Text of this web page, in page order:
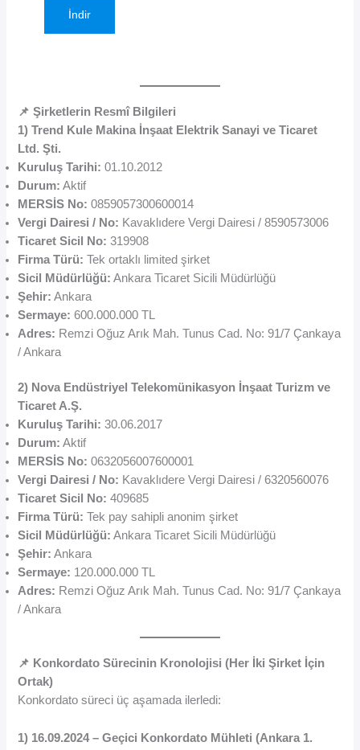
İndir
📌 Şirketlerin Resmî Bilgileri
1) Trend Kule Makina İnşaat Elektrik Sanayi ve Ticaret
Ltd. Şti.
Kuruluş Tarihi: 01.10.2012
Durum: Aktif
MERSİS No: 0859057300600014
Vergi Dairesi / No: Kavaklıdere Vergi Dairesi / 8590573006
Ticaret Sicil No: 319908
Firma Türü: Tek ortaklı limited şirket
Sicil Müdürlüğü: Ankara Ticaret Sicili Müdürlüğü
Şehir: Ankara
Sermaye: 600.000.000 TL
Adres: Remzi Oğuz Arık Mah. Tunus Cad. No: 91/7 Çankaya
/ Ankara
2) Nova Endüstriyel Telekomünikasyon İnşaat Turizm ve
Ticaret A.Ş.
Kuruluş Tarihi: 30.06.2017
Durum: Aktif
MERSİS No: 0632056007600001
Vergi Dairesi / No: Kavaklıdere Vergi Dairesi / 6320560076
Ticaret Sicil No: 409685
Firma Türü: Tek pay sahipli anonim şirket
Sicil Müdürlüğü: Ankara Ticaret Sicili Müdürlüğü
Şehir: Ankara
Sermaye: 120.000.000 TL
Adres: Remzi Oğuz Arık Mah. Tunus Cad. No: 91/7 Çankaya
/ Ankara
📌 Konkordato Sürecinin Kronolojisi (Her İki Şirket İçin
Ortak)
Konkordato süreci üç aşamada ilerledi:
1) 16.09.2024 – Geçici Konkordato Mühleti (Ankara 1.